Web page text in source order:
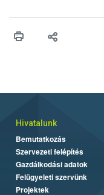
vonni az ebek
Hivatalunk
Bemutatkozás
Szervezeti felépítés
Gazdálkodási adatok
Felügyeleti szervünk
Projektek